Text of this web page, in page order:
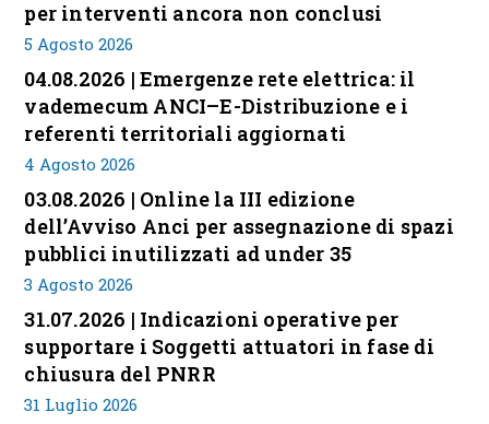
per interventi ancora non conclusi
5 Agosto 2026
04.08.2026 | Emergenze rete elettrica: il
vademecum ANCI–E-Distribuzione e i
referenti territoriali aggiornati
4 Agosto 2026
03.08.2026 | Online la III edizione
dell’Avviso Anci per assegnazione di spazi
pubblici inutilizzati ad under 35
3 Agosto 2026
31.07.2026 | Indicazioni operative per
supportare i Soggetti attuatori in fase di
chiusura del PNRR
31 Luglio 2026